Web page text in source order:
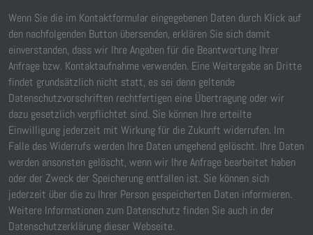
Wenn Sie die im Kontaktformular eingegebenen Daten durch Klick auf
den nachfolgenden Button übersenden, erklären Sie sich damit
einverstanden, dass wir Ihre Angaben für die Beantwortung Ihrer
Anfrage bzw. Kontaktaufnahme verwenden. Eine Weitergabe an Dritte
findet grundsätzlich nicht statt, es sei denn geltende
Datenschutzvorschriften rechtfertigen eine Übertragung oder wir
dazu gesetzlich verpflichtet sind. Sie können Ihre erteilte
Einwilligung jederzeit mit Wirkung für die Zukunft widerrufen. Im
Falle des Widerrufs werden Ihre Daten umgehend gelöscht. Ihre Daten
werden ansonsten gelöscht, wenn wir Ihre Anfrage bearbeitet haben
oder der Zweck der Speicherung entfallen ist. Sie können sich
jederzeit über die zu Ihrer Person gespeicherten Daten informieren.
Weitere Informationen zum Datenschutz finden Sie auch in der
Datenschutzerklärung dieser Webseite.